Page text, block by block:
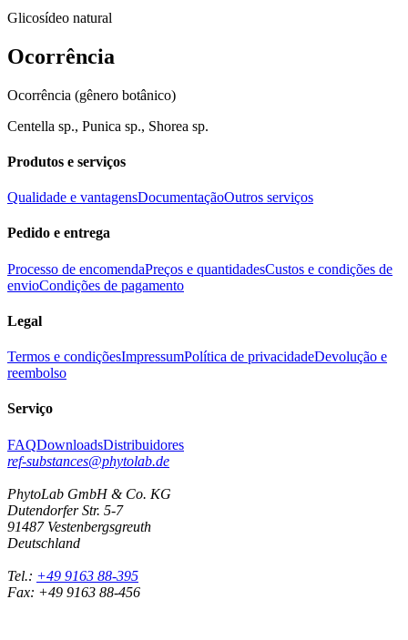
Glicosídeo natural
Ocorrência
Ocorrência (gênero botânico)
Centella sp., Punica sp., Shorea sp.
Produtos e serviços
Qualidade e vantagensDocumentaçãoOutros serviços
Pedido e entrega
Processo de encomendaPreços e quantidadesCustos e condições de
envioCondições de pagamento
Legal
Termos e condiçõesImpressumPolítica de privacidadeDevolução e
reembolso
Serviço
FAQDownloadsDistribuidores
ref-substances@phytolab.de
PhytoLab GmbH & Co. KG
Dutendorfer Str. 5-7
91487 Vestenbergsgreuth
Deutschland
Tel.: +49 9163 88-395
Fax: +49 9163 88-456